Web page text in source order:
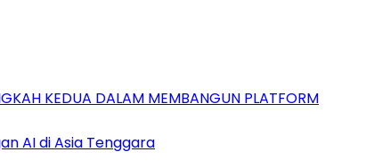
KEDUA DALAM MEMBANGUN PLATFORM
AI di Asia Tenggara